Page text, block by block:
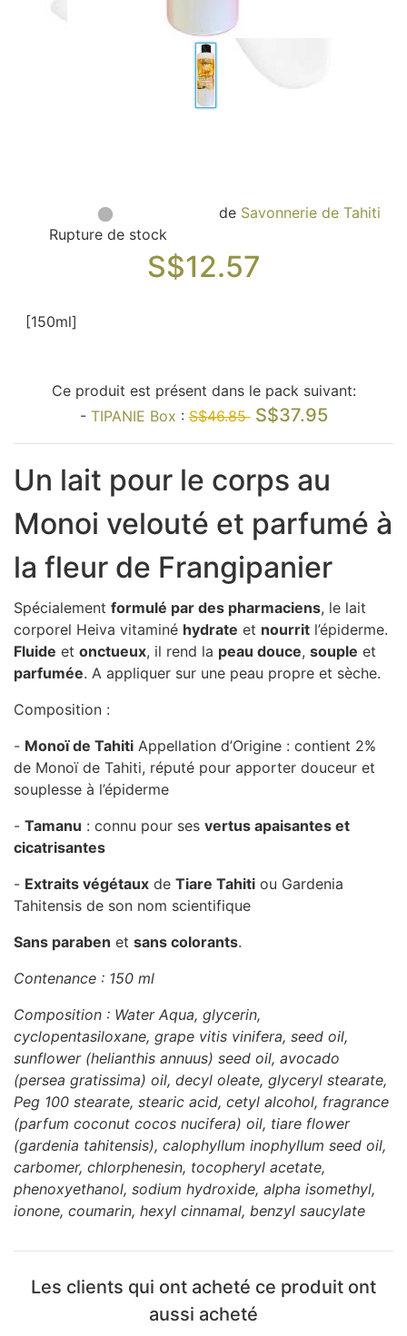
Sacs, Bijoux et Accessoires (33)
Retour et remboursement
Nous contacter
Rupture de stock
de Savonnerie de Tahiti
S$12.57
[150ml]
Ce produit est présent dans le pack suivant:
- TIPANIE Box :S$46.85 S$37.95
Un lait pour le corps au
Monoi velouté et parfumé à
la fleur de Frangipanier
Spécialement formulé par des pharmaciens, le lait
corporel Heiva vitaminé hydrate et nourrit l’épiderme.
Fluide et onctueux, il rend la peau douce, souple et
parfumée. A appliquer sur une peau propre et sèche.
Composition :
- Monoï de Tahiti Appellation d’Origine : contient 2%
de Monoï de Tahiti, réputé pour apporter douceur et
souplesse à l’épiderme
- Tamanu : connu pour ses vertus apaisantes et
cicatrisantes
- Extraits végétaux de Tiare Tahiti ou Gardenia
Tahitensis de son nom scientifique
Sans paraben et sans colorants.
Contenance : 150 ml
Composition : Water Aqua, glycerin,
cyclopentasiloxane, grape vitis vinifera, seed oil,
sunflower (helianthis annuus) seed oil, avocado
(persea gratissima) oil, decyl oleate, glyceryl stearate,
Peg 100 stearate, stearic acid, cetyl alcohol, fragrance
(parfum coconut cocos nucifera) oil, tiare flower
(gardenia tahitensis), calophyllum inophyllum seed oil,
carbomer, chlorphenesin, tocopheryl acetate,
phenoxyethanol, sodium hydroxide, alpha isomethyl,
ionone, coumarin, hexyl cinnamal, benzyl saucylate
Les clients qui ont acheté ce produit ont
aussi acheté